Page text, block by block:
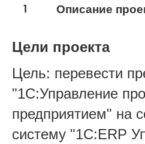
1 Описание
Цели проекта
Цель: перевести
"1С:Управление
предприятием" на
систему "1С:ERP